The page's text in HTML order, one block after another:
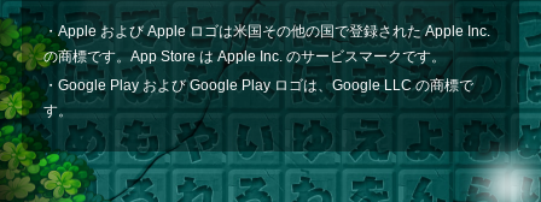
・Apple および Apple ロゴは米国その他の国で登録された Apple Inc.
の商標です。App Store は Apple Inc. のサービスマークです。
・Google Play および Google Play ロゴは、Google LLC の商標で
す。